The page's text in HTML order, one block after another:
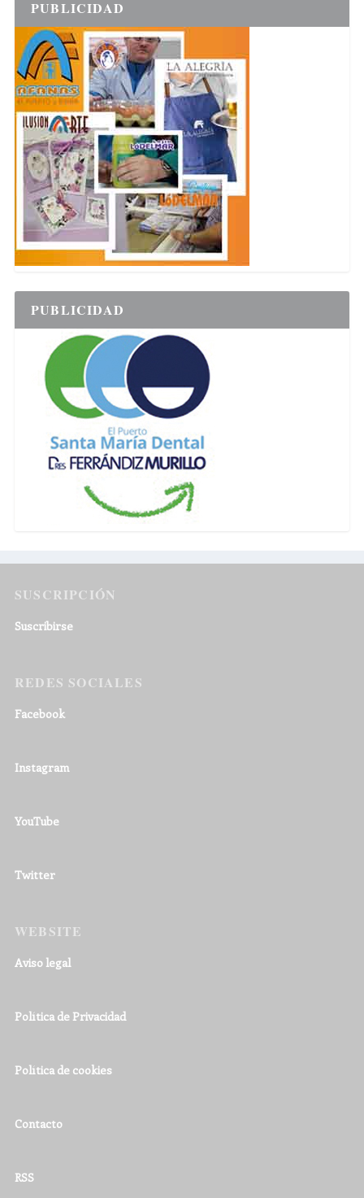
PUBLICIDAD
PUBLICIDAD
SUSCRIPCIÓN
Suscribirse
REDES SOCIALES
Facebook
Instagram
YouTube
Twitter
WEBSITE
Aviso legal
Política de Privacidad
Política de cookies
Contacto
RSS